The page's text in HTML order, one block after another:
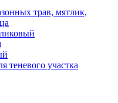
трав, мятлик,
теневого участка